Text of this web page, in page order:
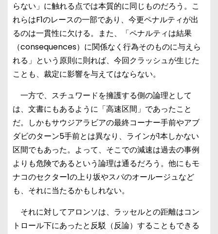
らない」に触れる点では本質的に同じものだろう。こ
れらはF1のレースの一部であり、今更ペナルティが出
るのは一貫性に欠ける。また、「ペナルティは結果
（consequences）に関係なく行為そのものに与えら
れる」という原則に則れば、今回クラッシュが生じた
ことも、裁定に影響を与えてはならない。
一方で、スチュワードを擁護する側の論理として
は、文書にもあるように「高速区間」であったこと
だ。しかもサウジアラビアの最終コーナー手前やアブ
ダビのターン5手前とは異なり、ラインが1本しかない
区間でもあった。よって、そこでの減速は過去の事例
よりも危険であるという論理は通るだろう。他にもモ
ナコのセクター1の上り坂やスパのオールージュなど
も、それに当たるかもしれない。
それに対してアロンソは、ラッセルとの距離はコン
トロール下にあったと反駁（反論）することもできる